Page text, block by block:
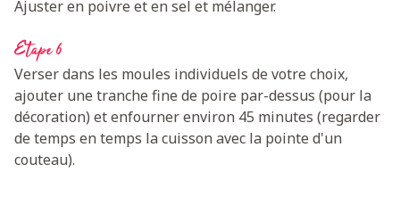
Ajuster en poivre et en sel et mélanger.
Etape 6
Verser dans les moules individuels de votre choix,
ajouter une tranche fine de poire par-dessus (pour la
décoration) et enfourner environ 45 minutes (regarder
de temps en temps la cuisson avec la pointe d'un
couteau).